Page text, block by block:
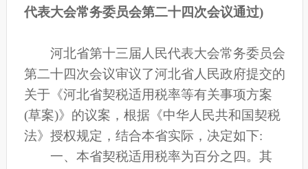
代表大会常务委员会第二十四次会议通过)
河北省第十三届人民代表大会常务委员会
第二十四次会议审议了河北省人民政府提交的
关于《河北省契税适用税率等有关事项方案
(草案)》的议案，根据《中华人民共和国契税
法》授权规定，结合本省实际，决定如下:
一、本省契税适用税率为百分之四。其